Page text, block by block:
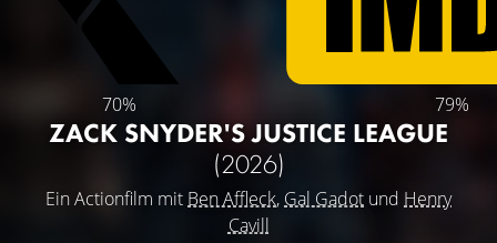
70% 79%
ZACK SNYDER'S JUSTICE LEAGUE
(2026)
Ein Actionfilm mit Ben Affleck, Gal Gadot und Henry
Cavill